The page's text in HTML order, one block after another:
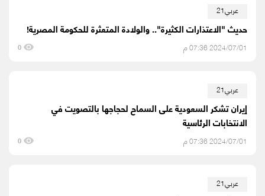
عربي21
حديث "الاعتذارات الكثيرة".. والولادة المتعثرة للحكومة المصرية!
2024/07/01 07:36 م 0
عربي21
إيران تشكر السعودية على السماح لحجاجها بالتصويت في
الانتخابات الرئاسية
2024/07/01 07:36 م 0
عربي21